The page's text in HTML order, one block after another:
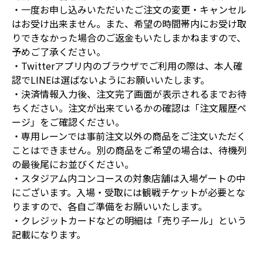
・一度お申し込みいただいたご注文の変更・キャンセル
はお受け出来ません。また、希望の時間帯内にお受け取
りできなかった場合のご返金もいたしまかねますので、
予めご了承ください。
・Twitterアプリ内のブラウザでご利用の際は、本人確
認でLINEは選ばないようにお願いいたします。
・決済情報入力後、注文完了画面が表示されるまでお待
ちください。注文が出来ているかの確認は「注文履歴ペ
ージ」をご確認ください。
・専用レーンでは事前注文以外の商品をご注文いただく
ことはできません。別の商品をご希望の場合は、待機列
の最後尾にお並びください。
・スタジアム内コンコースの対象店舗は入場ゲートの中
にございます。入場・受取には観戦チケットが必要とな
りますので、各自ご準備をお願いいたします。
・クレジットカードなどの明細は「売り子ール」という
記載になります。